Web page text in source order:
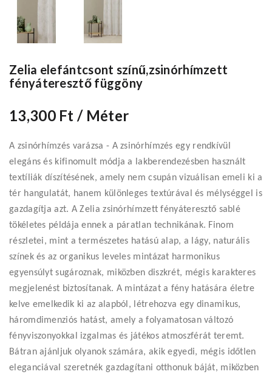
Zelia elefántcsont színű,zsinórhímzett
fényáteresztő függöny
13,300 Ft/ Méter
A zsinórhímzés varázsa - A zsinórhímzés egy rendkívül
elegáns és kifinomult módja a lakberendezésben használt
textíliák díszítésének, amely nem csupán vizuálisan emeli ki a
tér hangulatát, hanem különleges textúrával és mélységgel is
gazdagítja azt. A Zelia zsinórhímzett fényáteresztő sablé
tökéletes példája ennek a páratlan technikának. Finom
részletei, mint a természetes hatású alap, a lágy, naturális
színek és az organikus leveles mintázat harmonikus
egyensúlyt sugároznak, miközben diszkrét, mégis karakteres
megjelenést biztosítanak. A mintázat a fény hatására életre
kelve emelkedik ki az alapból, létrehozva egy dinamikus,
háromdimenziós hatást, amely a folyamatosan változó
fényviszonyokkal izgalmas és játékos atmoszférát teremt.
Bátran ajánljuk olyanok számára, akik egyedi, mégis időtlen
eleganciával szeretnék gazdagítani otthonuk báját, miközben